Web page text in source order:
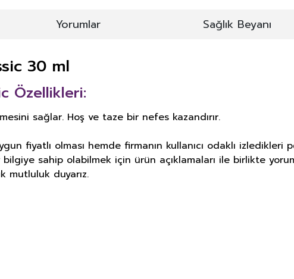
Yorumlar Sağlık Beyanı
30 ml
Özellikleri:
sağlar. Hoş ve taze bir nefes kazandırır.
fiyatlı olması hemde firmanın kullanıcı odaklı
sahip olabilmek için ürün açıklamaları ile birlikte
mutluluk duyarız.